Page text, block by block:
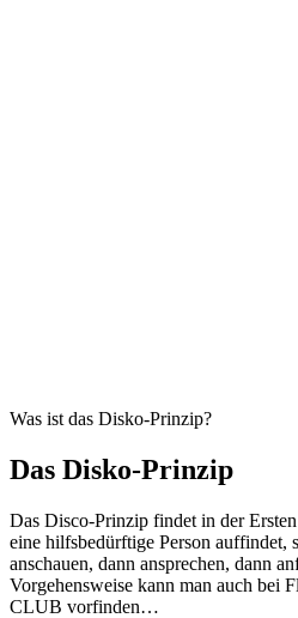
Was ist das Disko-Prinzip?
Das Disko-Prinzip
Das Disco-Prinzip findet in der
eine hilfsbedürftige Person auffindet,
anschauen, dann ansprechen, dann
Vorgehensweise kann man auch bei
CLUB vorfinden…